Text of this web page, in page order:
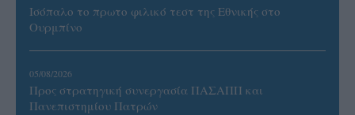
Ισόπαλο το πρωτο φιλικό τεστ της Εθνικής στο
Ουρμπίνο
05/08/2026
Προς στρατηγική συνεργασία ΠΑΣΑΠΠ και
Πανεπιστημίου Πατρών